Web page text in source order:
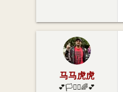
马马虎虎
💕🏳️‍⚧️⚧️🌈💕